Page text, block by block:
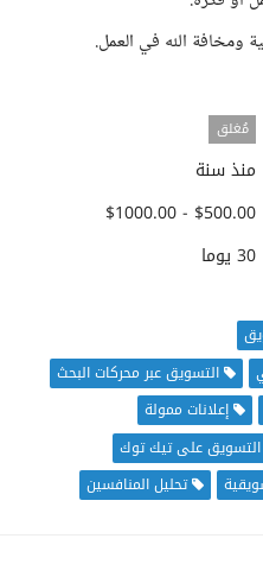
الله في العمل.
مُغلق
منذ سنة
$500.00 - $1000.00
30 يوما
التسويق عبر محركات البحث
إعلانات ممولة
التسويق على تيك توك
تحليل المنافسين